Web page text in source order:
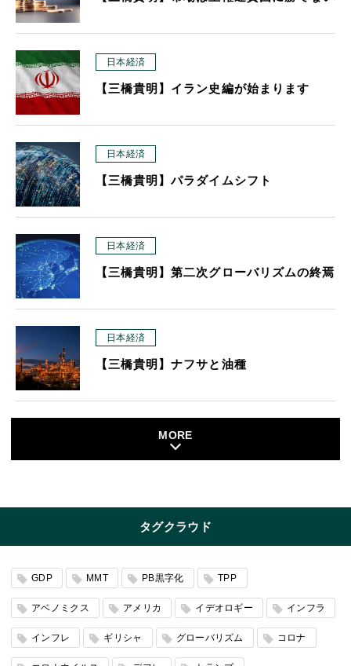
日本経済
【三橋貴明】イラン史編が始まります
日本経済
【三橋貴明】パラダイムシフト
日本経済
【三橋貴明】第二次グローバリズムの終焉
日本経済
【三橋貴明】ナフサと油種
MORE
タグクラウド
GDP MMT PB黒字化 TPP
アベノミクス アメリカ イデオロギー インフラ
インフレ ギリシャ グローバリズム コロナ